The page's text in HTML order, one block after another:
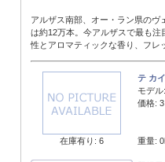
アルザス南部、オー・ラン県の
は約12万本。今アルザスで最も
性とアロマティックな香り、フレ
在庫有り: 6
テ カ
モデル:
価格:
重量: